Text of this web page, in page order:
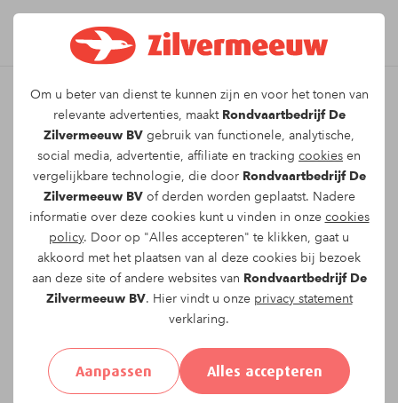
Om u beter van dienst te kunnen zijn en voor het tonen van
relevante advertenties, maakt Rondvaartbedrijf De
Zilvermeeuw BV gebruik van functionele, analytische,
social media, advertentie, affiliate en tracking cookies en
vergelijkbare technologie, die door Rondvaartbedrijf De
Zilvermeeuw BVof derden worden geplaatst. Nadere
informatie over deze cookies kunt u vinden in onze cookies
policy. Door op "Alles accepteren" te klikken, gaat u
akkoord met het plaatsen van al deze cookies bij bezoek
aan deze site of andere websites van Rondvaartbedrijf De
Zilvermeeuw BV. Hier vindt u onze privacy statement
verklaring.
Aanpassen Alles accepteren
Leuk dat u kiest voor dit
arrangement!
Om te reserveren voor de Twee uur durende
rondvaart
vaartocht op
maandag 20-07-2026
om12:00vragen wij u onderstaand formulier in
te vullen.
Aanhef: Heer Mevrouw Anders